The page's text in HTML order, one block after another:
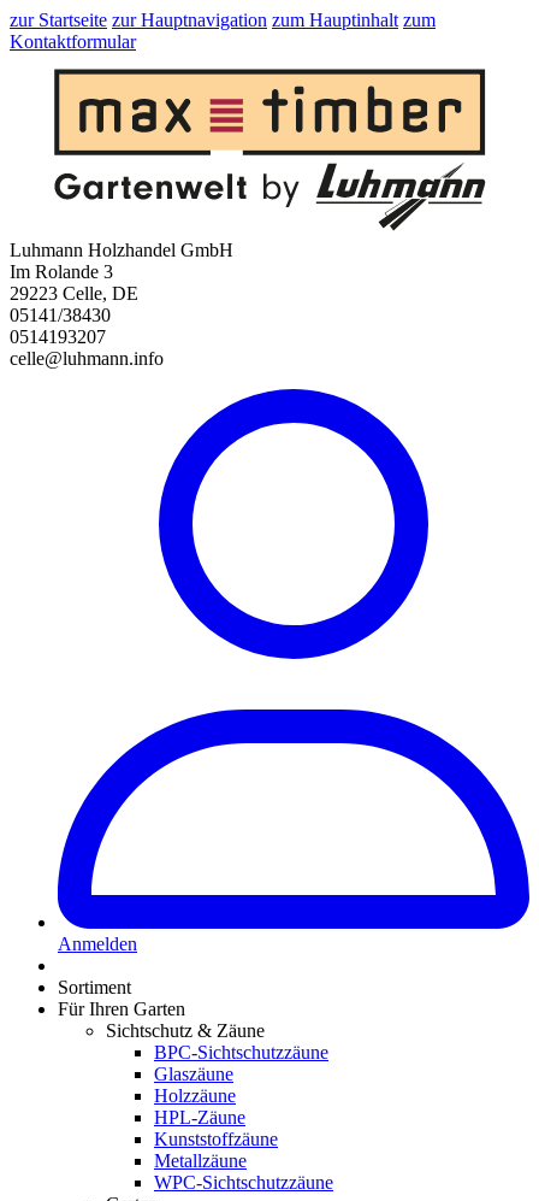
zur Startseite zur Hauptnavigation zum Hauptinhalt zum
Kontaktformular
Luhmann Holzhandel GmbH
Im Rolande 3
29223 Celle, DE
05141/38430
0514193207
celle@luhmann.info
Anmelden
Sortiment
Für Ihren Garten
Sichtschutz & Zäune
BPC-Sichtschutzzäune
Glaszäune
Holzzäune
HPL-Zäune
Kunststoffzäune
Metallzäune
WPC-Sichtschutzzäune